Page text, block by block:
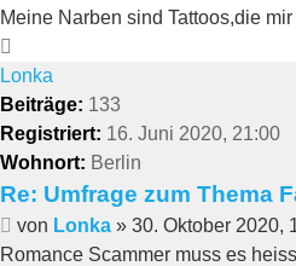
Meine Narben sind Tattoos,die
oben
Lonka
Beiträge: 133
Registriert: 16. Juni 2020, 21:00
Wohnort: Berlin
Re: Umfrage zum Thema
Beitrag
von Lonka » 30. Oktober 2020,
Romance Scammer muss es